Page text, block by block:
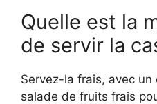
Quelle est la
de servir la
Servez-la frais, avec un
salade de fruits frais